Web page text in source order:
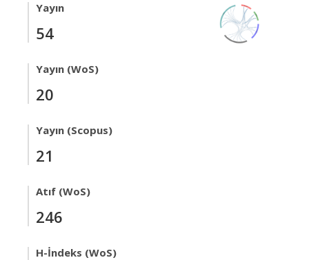
Yayın
54
Yayın (WoS)
20
Yayın (Scopus)
21
Atıf (WoS)
246
H-İndeks (WoS)